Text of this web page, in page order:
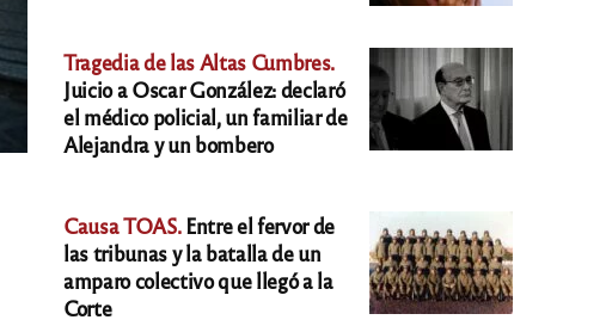
Tragedia de las Altas Cumbres.
Juicio a Oscar González: declaró
el médico policial, un familiar de
Alejandra y un bombero
Causa TOAS.Entre el fervor de
las tribunas y la batalla de un
amparo colectivo que llegó a la
Corte